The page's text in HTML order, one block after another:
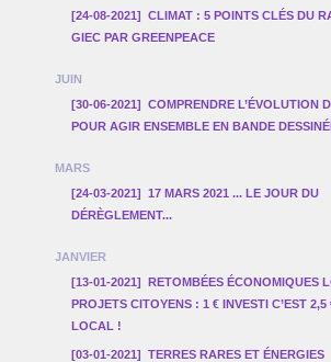
[24-08-2021] CLIMAT : 5 POINTS CLÉS DU
GIEC PAR GREENPEACE
JUIN
[30-06-2021] COMPRENDRE L’ÉVOLUTION
POUR AGIR ENSEMBLE EN BANDE
MARS
[24-03-2021] 17 MARS 2021 ... LE JOUR DU
DÉRÈGLEMENT...
JANVIER
[13-01-2021] RETOMBÉES ÉCONOMIQUES
PROJETS CITOYENS : 1 € INVESTI C’EST
LOCAL !
[03-01-2021] TERRES RARES ET ÉNERGIES